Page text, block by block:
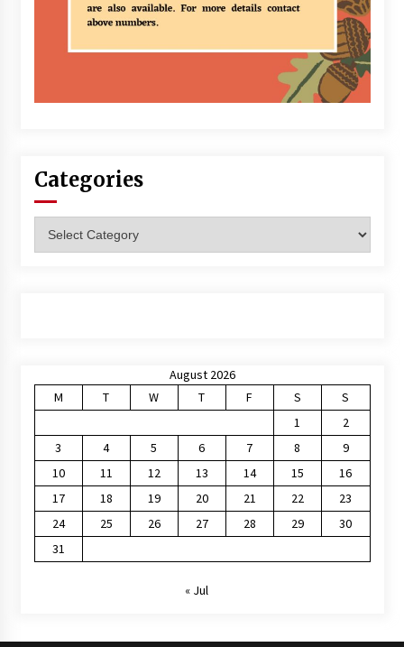
Categories
August 2026
M
T W T F S
S
1
2
3
4 5 6 7 8
9
10
11 12 13 14 15
16
17
18 19 20 21 22
23
24
25 26 27 28 29
30
31
« Jul